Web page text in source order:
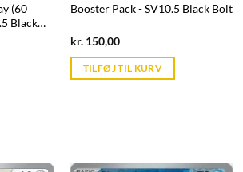
(60
Black
Booster Pack - SV10.5 Black Bolt
kr.150,00Current
is:
kr. 39,95.
TILFØJ TIL KURV